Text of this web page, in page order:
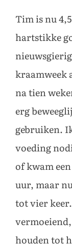
Tim is nu
hartstikke
kraamweek
na tien
erg
gebruiken.
voeding
of kwam
uur, maar
tot vier
houden tot